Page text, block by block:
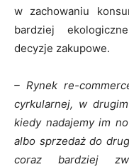
w zachowaniu
bardziej
decyzje zakupowe.
– Rynek re-
cyrkularnej, w
kiedy nadajemy im
albo sprzedaż do
coraz bardziej